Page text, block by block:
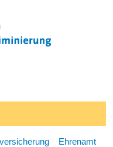
Ehrenamt